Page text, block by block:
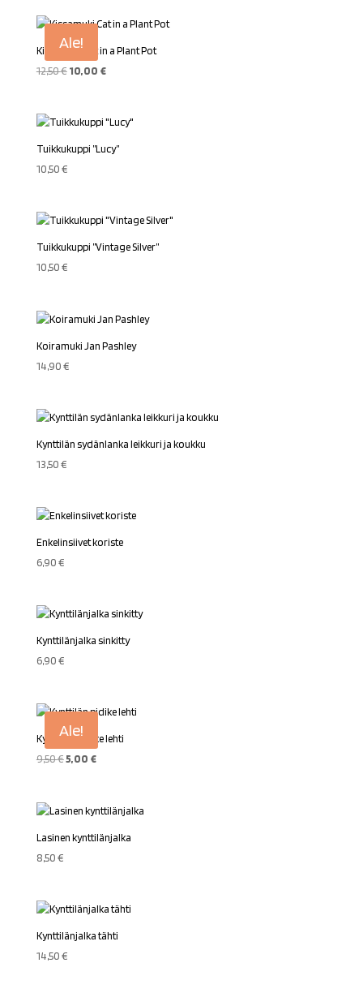
Ale!
Kissamuki Cat in a Plant Pot
12,50€ Alkuperäinen
12,50 €.
10,00 €Nykyinen
10,00 €.
Tuikkukuppi ”Lucy”
10,50€
Tuikkukuppi ”Vintage Silver”
10,50€
Koiramuki Jan Pashley
14,90€
Kynttilän sydänlanka leikkuri ja koukku
13,50€
Enkelinsiivet koriste
6,90€
Kynttilänjalka sinkitty
6,90€
Ale!
Kynttilän pidike lehti
9,50€Alkuperäinen
9,50 €.
5,00 €Nykyinen
5,00 €.
Lasinen kynttilänjalka
8,50€
Kynttilänjalka tähti
14,50€